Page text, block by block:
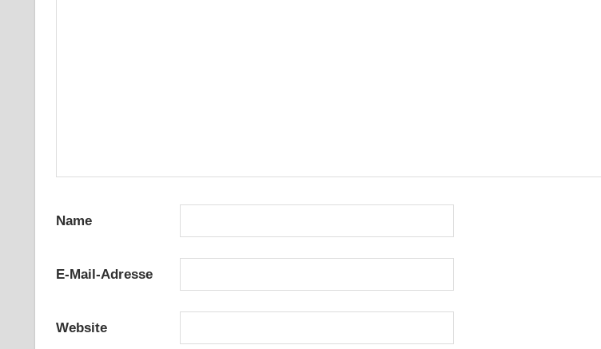
Name
E-Mail-Adresse
Website